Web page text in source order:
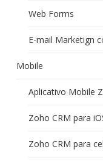
Web Forms
E-mail Marketign
Mobile
Aplicativo Mobile
Zoho CRM para
Zoho CRM para